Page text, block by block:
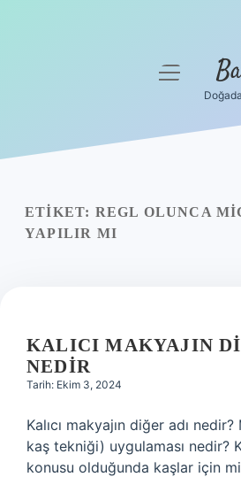
Yasal Uyarı
menüyü
ETIKET: REGL OLUNCA
YAPILIR MI
KALICI MAKYAJIN
NEDIR
Tarih: Ekim 3, 2024
Kalıcı makyajın diğer adı
kaş tekniği) uygulaması nedir?
konusu olduğunda kaşlar için